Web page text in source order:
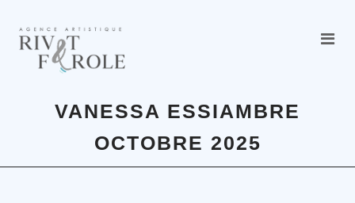
VANESSA ESSIAMBRE
OCTOBRE 2025